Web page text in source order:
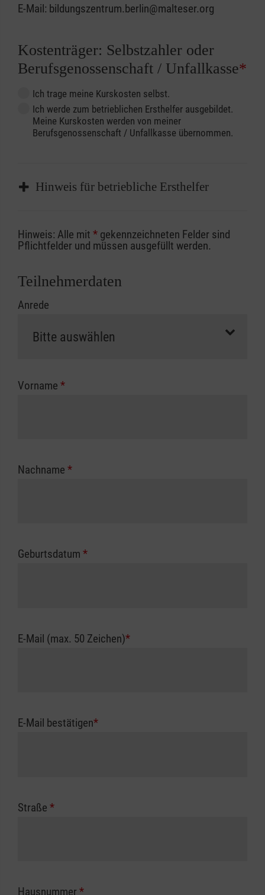
E-Mail: bildungszentrum.berlin@malteser.org
Kostenträger: Selbstzahler oder
Berufsgenossenschaft / Unfallkasse*
Ich trage meine Kurskosten selbst.
Ich werde zum betrieblichen Ersthelfer ausgebildet.
Meine Kurskosten werden von meiner
Berufsgenossenschaft / Unfallkasse übernommen.
Hinweis für betriebliche Ersthelfer
Sofern Sie ein Kostenübernahmeverfahren
Ihrer Berufsgenossenschaft / Unfallkasse
Abrechnungsunterlagen spätestens zu
erfolgt eine Abrechnung der vollen Kursgebühr
Die notwendigen Formulare für die
zuständigen Berufsgenossenschaft oder
Hinweis: Alle mit * gekennzeichneten Felder sind
Pflichtfelder und müssen ausgefüllt werden.
Teilnehmerdaten
Anrede
Vorname *
Nachname *
Geburtsdatum *
E-Mail (max. 50 Zeichen)*
E-Mail bestätigen*
Straße *
Hausnummer *